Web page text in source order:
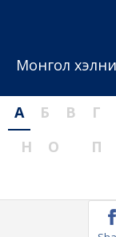
Монгол
А Б В Г
Н
О П